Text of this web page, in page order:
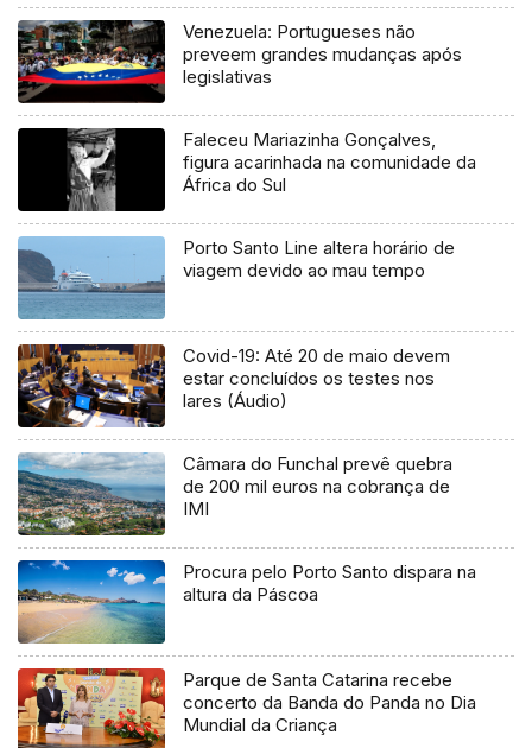
Venezuela: Portugueses não
preveem grandes mudanças após
legislativas
Faleceu Mariazinha Gonçalves,
figura acarinhada na comunidade da
África do Sul
Porto Santo Line altera horário de
viagem devido ao mau tempo
Covid-19: Até 20 de maio devem
estar concluídos os testes nos
lares (Áudio)
Câmara do Funchal prevê quebra
de 200 mil euros na cobrança de
IMI
Procura pelo Porto Santo dispara na
altura da Páscoa
Parque de Santa Catarina recebe
concerto da Banda do Panda no Dia
Mundial da Criança